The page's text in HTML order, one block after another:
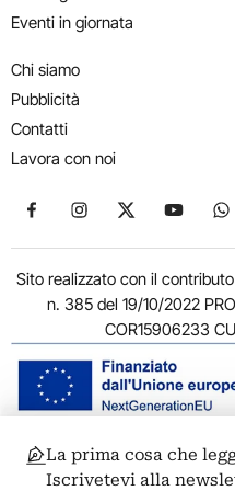
Eventi in giornata
Chi siamo
Pubblicità
Contatti
Lavora con noi
Seguici su Facebook
Seguici su Instagram
Seguici su X
Seguici
Sito realizzato con il
n. 385 del 19/10/2022
COR15906233
© 2011-2026 ARTRIBUNE srl –
00186 Roma - P.I. 11381581005
La prima cosa che
Iscrivetevi alla